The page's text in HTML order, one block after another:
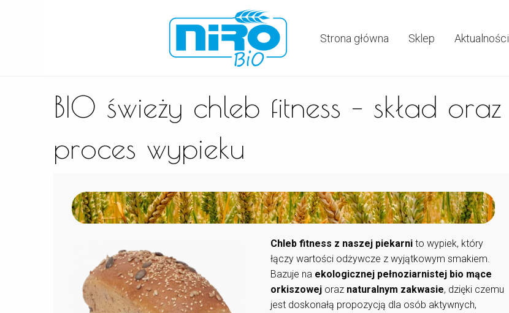
Strona główna Sklep Aktualności
BIO świeży chleb fitness – skład oraz
proces wypieku
Chleb fitness z naszej piekarni to wypiek, który
łączy wartości odżywcze z wyjątkowym smakiem.
Bazuje na ekologicznej pełnoziarnistej bio mące
orkiszowej oraz naturalnym zakwasie, dzięki czemu
jest doskonałą propozycją dla osób aktywnych,